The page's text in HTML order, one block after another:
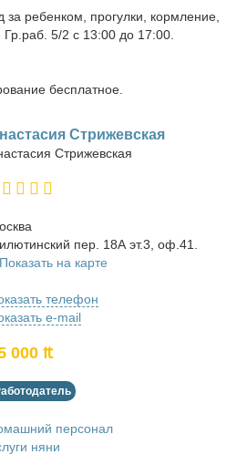
ребенком, прогулки, кормление,
5/2 с 13:00 до 17:00.
бесплатное.
Стри­жев­ская
Стри­жев­ская
пер. 18А эт.3, оф.41.
Показать на карте
телефон
e-mail
000 ₶
персонал
няни